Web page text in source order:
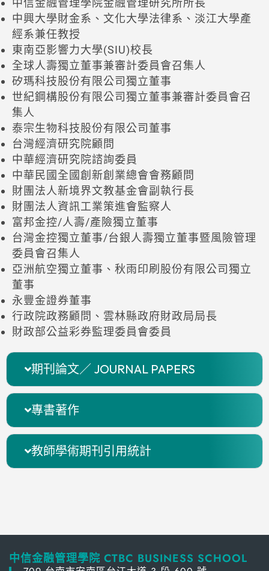
中信金融管理學院金融管理研究所所長
中興大學財金系、文化大學法律系、淡江大學產
經系兼任教授
東南亞影響力大學(SIU)校長
全球人壽獨立董事兼審計委員會召集人
矽瑪科技股份有限公司獨立董事
世紀鋼構股份有限公司獨立董事兼審計委員會召
集人
泰宗生物科技股份有限公司董事
台灣經濟研究院顧問
中華經濟研究院諮詢委員
中華民國全國創新創業總會會務顧問
財團法人新境界文教基金會副執行長
財團法人資訊工業策進會監察人
富邦金控/人壽/產險獨立董事
台灣金控獨立董事/台銀人壽獨立董事暨風險管理
委員會召集人
亞洲航空獨立董事、秋雨印刷股份有限公司獨立
董事
永豐金證券董事
行政院政務顧問、雲林縣政府財政局局長
財政部公益彩券監理委員會委員
期刊論文／ JOURNAL PAPERS
專書著作
教師學術期刊引用統計
中信金融管理學院 CTBC BUSINESS SCHOOL